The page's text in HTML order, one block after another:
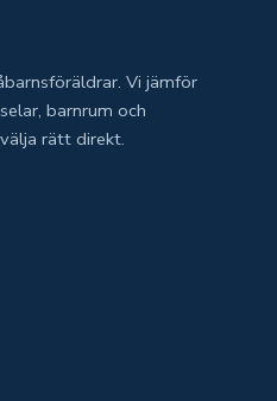
Vi jämför
barnrum och
rätt direkt.